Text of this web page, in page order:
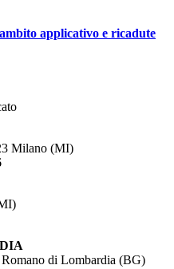
applicativo e ricadute
Milano (MI)
di Lombardia (BG)